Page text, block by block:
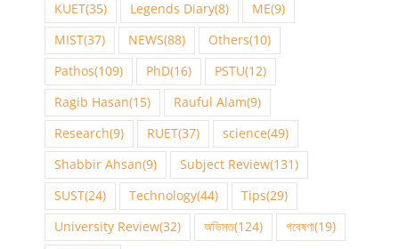
KUET(35) Legends Diary(8) ME(9)
MIST(37) NEWS(88) Others(10)
Pathos(109) PhD(16) PSTU(12)
Ragib Hasan(15) Rauful Alam(9)
Research(9) RUET(37) science(49)
Shabbir Ahsan(9) Subject Review(131)
SUST(24) Technology(44) Tips(29)
University Review(32) অভিমত(124) গবেষণা(19)